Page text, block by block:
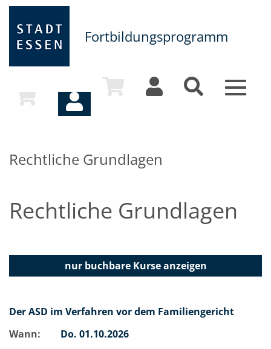
Fortbildungsprogramm
Toggle
Rechtliche Grundlagen
Rechtliche Grundlagen
nur buchbareKurse anzeigen
Der ASD im Verfahren vor dem Familiengericht
Wann:
Do. 01.10.2026